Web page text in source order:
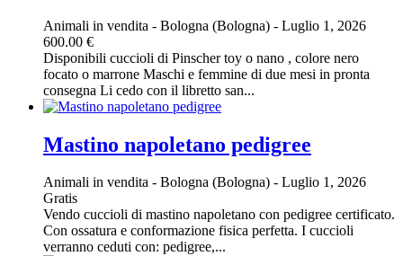
Animali in vendita - Bologna (Bologna) - Luglio 1, 2026
600.00 €
Disponibili cuccioli di Pinscher toy o nano , colore nero
focato o marrone Maschi e femmine di due mesi in pronta
consegna Li cedo con il libretto san...
Mastino napoletano pedigree
Animali in vendita - Bologna (Bologna) - Luglio 1, 2026
Gratis
Vendo cuccioli di mastino napoletano con pedigree certificato.
Con ossatura e conformazione fisica perfetta. I cuccioli
verranno ceduti con: pedigree,...